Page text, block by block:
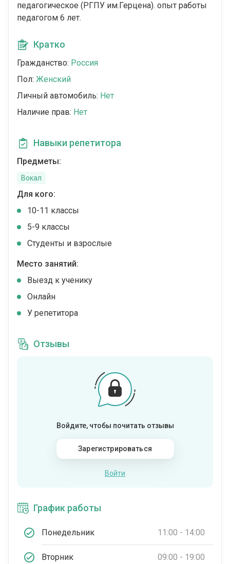
педагогическое (РГПУ им.Герцена). опыт работы
педагогом 6 лет.
Кратко
Гражданство: Россия
Пол: Женский
Личный автомобиль: Нет
Наличие прав: Нет
Навыки репетитора
Предметы:
Вокал
Для кого:
10-11 классы
5-9 классы
Студенты и взрослые
Место занятий:
Выезд к ученику
Онлайн
У репетитора
Отзывы
Войдите, чтобы почитать отзывы
Зарегистрироваться
Войти
График работы
Понедельник 11:00 - 14:00
Вторник 09:00 - 19:00